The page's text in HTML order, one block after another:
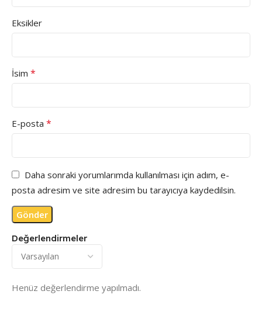
Değerlendirmeler
Henüz değerlendirme yapılmadı.
Eksikler
İsim *
E-posta *
Daha sonraki yorumlarımda kullanılması için adım, e-
posta adresim ve site adresim bu tarayıcıya kaydedilsin.